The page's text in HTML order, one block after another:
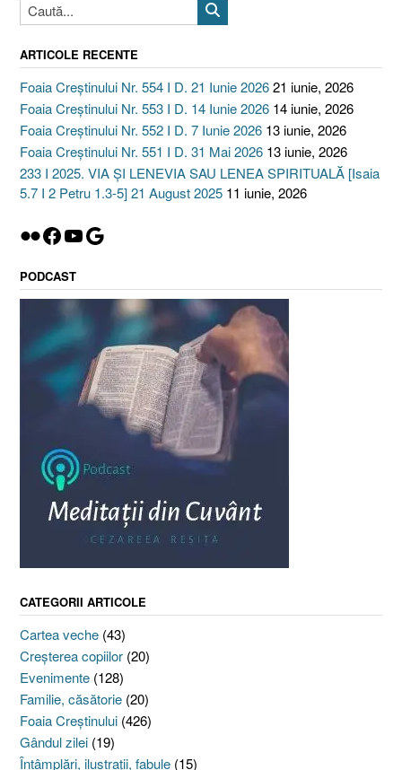
ARTICOLE RECENTE
Foaia Creștinului Nr. 554 I D. 21 Iunie 202621 iunie, 2026
Foaia Creștinului Nr. 553 I D. 14 Iunie 2026 14 iunie, 2026
Foaia Creștinului Nr. 552 I D. 7 Iunie 2026 13 iunie, 2026
Foaia Creștinului Nr. 551 I D. 31 Mai 2026 13 iunie, 2026
233 I 2025. VIA ȘI LENEVIA SAU LENEA SPIRITUALĂ [Isaia
5.7 I 2 Petru 1.3-5] 21 August 2025 11 iunie, 2026
Flickr
Facebook
YouTube
Google
PODCAST
CATEGORII ARTICOLE
Cartea veche (43)
Creşterea copiilor (20)
Evenimente (128)
Familie, căsătorie (20)
Foaia Creştinului (426)
Gândul zilei (19)
Întâmplări, ilustraţii, fabule (15)